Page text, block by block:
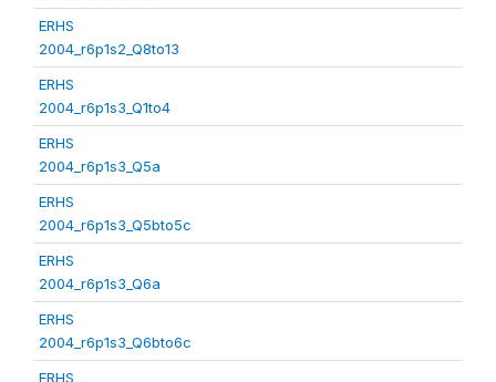
ERHS
2004_r6p1s2_Q8to13
ERHS
2004_r6p1s3_Q1to4
ERHS
2004_r6p1s3_Q5a
ERHS
2004_r6p1s3_Q5bto5c
ERHS
2004_r6p1s3_Q6a
ERHS
2004_r6p1s3_Q6bto6c
ERHS